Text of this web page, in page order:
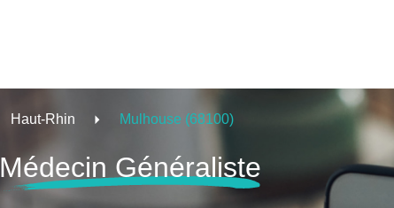
Haut-Rhin Mulhouse (68100)
Médecin Généraliste